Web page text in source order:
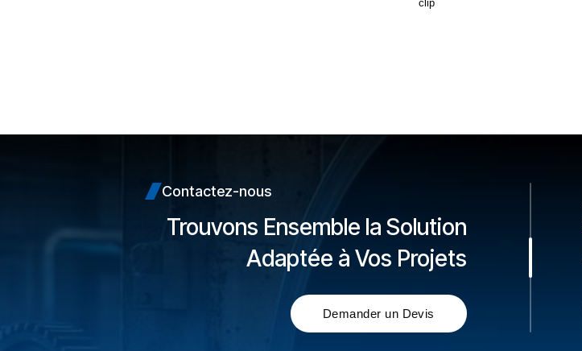
Contactez-nous
Trouvons Ensemble la Solution
Adaptée à Vos Projets